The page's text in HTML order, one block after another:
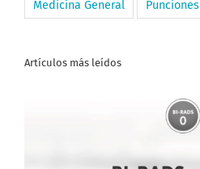
Medicina General Punciones
Artículos más leídos